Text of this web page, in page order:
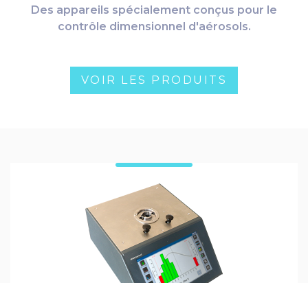
Des appareils spécialement conçus pour le
contrôle dimensionnel d'aérosols.
VOIR LES PRODUITS